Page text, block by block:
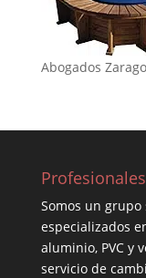
Abogados
Somos un
especializados
aluminio, PVC y
servicio de